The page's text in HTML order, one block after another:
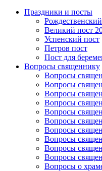
Праздники и посты
Великий пост
Успенский пост
Петров пост
Пост для
Вопросы священнику
Вопросы
Вопросы
Вопросы
Вопросы
Вопросы
Вопросы
Вопросы
Вопросы
Вопросы
Вопросы
Вопросы о